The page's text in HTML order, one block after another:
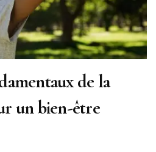
de la
un bien-être